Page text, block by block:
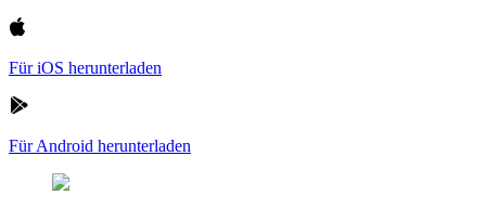
Für iOS herunterladen
Für Android herunterladen